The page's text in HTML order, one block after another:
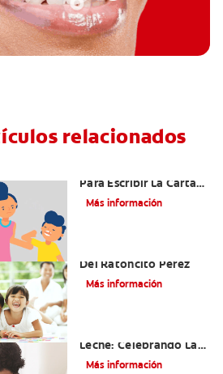
relacionados
Para Escribir La Carta
Al Ratón Pérez Y
Más información
Del Ratoncito Pérez
Más información
Leche: Celebrando La
Última Visita Del
Más información